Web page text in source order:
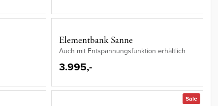
Elementbank Sanne
Auch mit Entspannungsfunktion erhältlich
3.995,-
Sale